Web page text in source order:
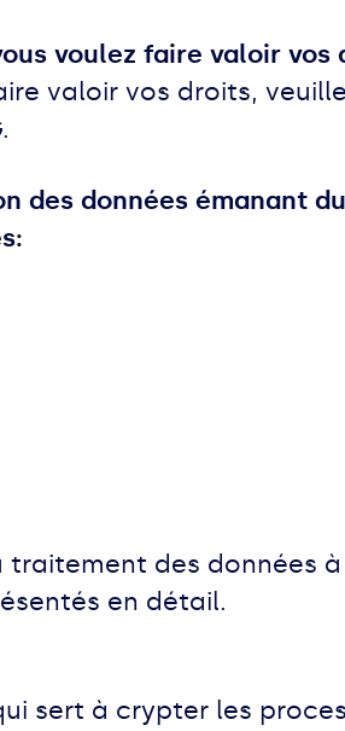
voulez faire valoir vos
valoir vos droits,
des données émanant
des données
en détail.
sert à crypter les